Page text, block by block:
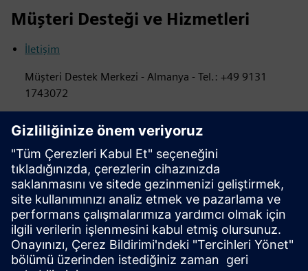
Müşteri Desteği ve Hizmetleri
İletişim
Müşteri Destek Merkezi - Almanya - Tel.: +49 9131
1743072
Koruma ve otomasyon hizmetleri
İyileştirme
Koruma ve otomasyon için güçlendirme
Elektrik sistemleri için hizmetler
Enerji dağıtım sistemleri için hizmetler